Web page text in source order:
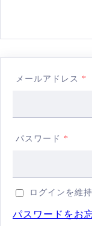
メールアドレス *
パスワード *
ログインを維
パスワードをお